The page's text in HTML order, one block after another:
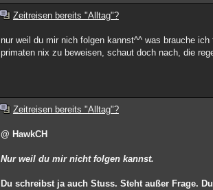
Zeitreisen bereits "Alltag"?
nur weil du mir nich folgen kannst^^ was brauche
primaten nix zu beweisen, schaut doch nach, die
Zeitreisen bereits "Alltag"?
@ HawkCH
Nur weil du mir nicht folgen kannst.
Du schreibst ja auch Stuss. Steht außer Frage.